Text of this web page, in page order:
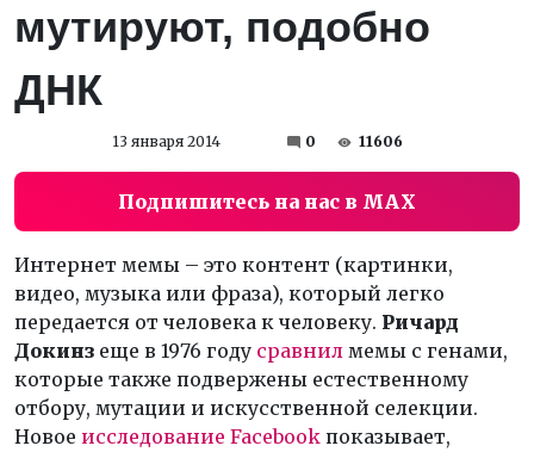
мутируют, подобно
ДНК
13 января 2014 0 11606
Подпишитесь на нас в MAX
Интернет мемы – это контент (картинки,
видео, музыка или фраза), который легко
передается от человека к человеку. Ричард
Докинз еще в 1976 году сравнил мемы с генами,
которые также подвержены естественному
отбору, мутации и искусственной селекции.
Новое исследование Facebook показывает,